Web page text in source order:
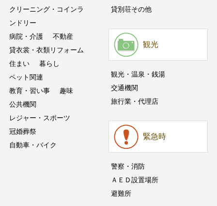
クリーニング・コインラ
ンドリー
病院・介護
不動産
貸衣裳・衣類リフォーム
住まい
暮らし
ペット関連
教育・習い事
趣味
公共機関
レジャー・スポーツ
冠婚葬祭
自動車・バイク
貸別荘その他
観光
観光・温泉・銭湯
交通機関
旅行業・代理店
緊急時
警察・消防
ＡＥＤ設置場所
避難所